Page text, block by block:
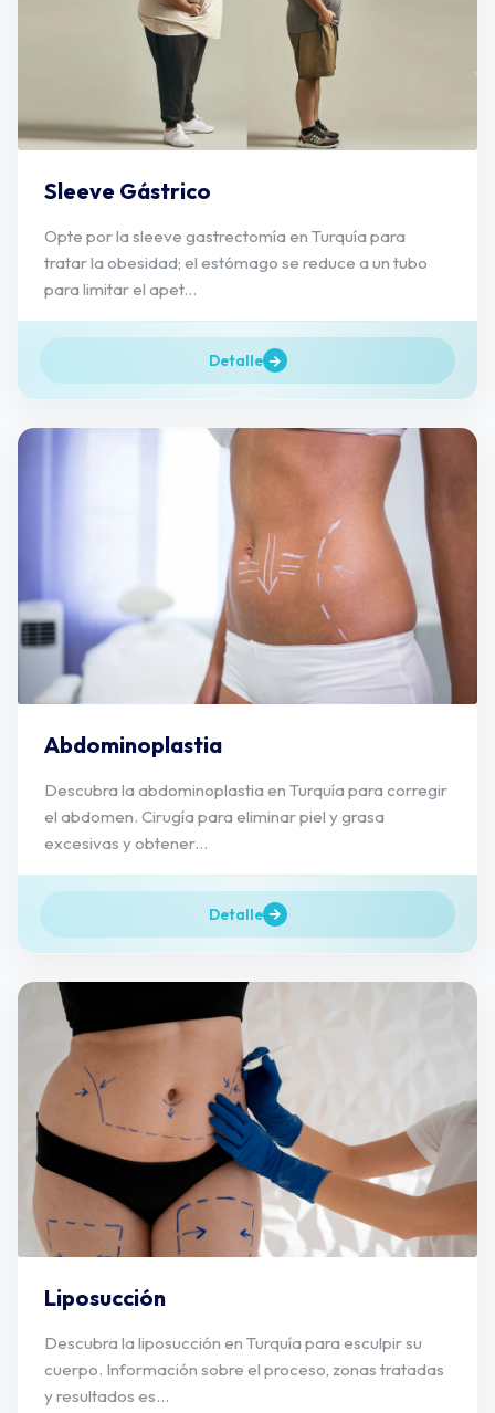
Sleeve Gástrico
Opte por la sleeve gastrectomía en Turquía para
tratar la obesidad; el estómago se reduce a un tubo
para limitar el apet...
Detalle
Abdominoplastia
Descubra la abdominoplastia en Turquía para corregir
el abdomen. Cirugía para eliminar piel y grasa
excesivas y obtener...
Detalle
Liposucción
Descubra la liposucción en Turquía para esculpir su
cuerpo. Información sobre el proceso, zonas tratadas
y resultados es...